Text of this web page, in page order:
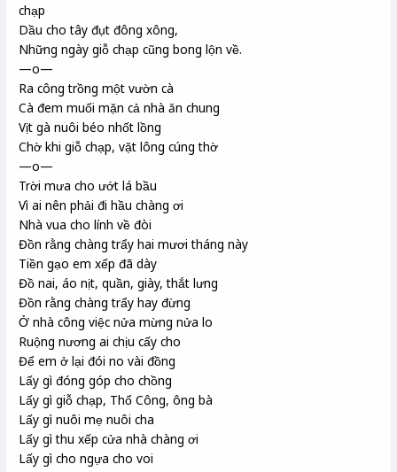
chạp
Dầu cho tây đụt đông xông,
Những ngày giỗ chạp cũng bong lộn về.
—o—
Ra công trồng một vườn cà
Cà đem muối mặn cả nhà ăn chung
Vịt gà nuôi béo nhốt lồng
Chờ khi giỗ chạp, vặt lông cúng thờ
—o—
Trời mưa cho ướt lá bầu
Vì ai nên phải đi hầu chàng ơi
Nhà vua cho lính về đòi
Đồn rằng chàng trẩy hai mươi tháng này
Tiền gạo em xếp đã dày
Đồ nai, áo nịt, quần, giày, thắt lưng
Đồn rằng chàng trẩy hay đừng
Ở nhà công việc nửa mừng nửa lo
Ruộng nương ai chịu cấy cho
Để em ở lại đói no vài đồng
Lấy gì đóng góp cho chồng
Lấy gì giỗ chạp, Thổ Công, ông bà
Lấy gì nuôi mẹ nuôi cha
Lấy gì thu xếp cửa nhà chàng ơi
Lấy gì cho ngựa cho voi